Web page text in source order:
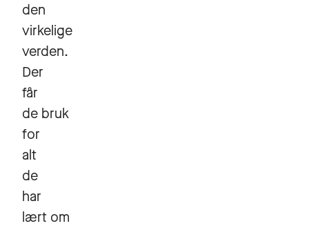
den
virkelige
verden.
Der
får
de bruk
for
alt
de
har
lært om